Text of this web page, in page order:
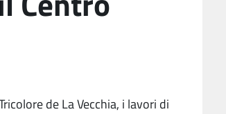
de La Vecchia, i lavori di